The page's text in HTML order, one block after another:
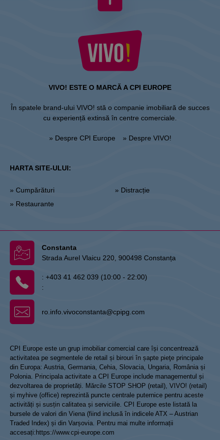
VIVO! ESTE O MARCĂ A CPI EUROPE
În spatele brand-ului VIVO! stă o companie imobiliară de succes
cu experiență extinsă în centre comerciale.
» Despre CPI Europe » Despre VIVO!
HARTA SITE-ULUI:
» Cumpărături
» Restaurante
» Distracție
Constanta
Strada Aurel Vlaicu 220, 900498 Constanța
: +403 41 462 039 (10:00 - 22:00)
:
ro.info.vivoconstanta@cpipg.com
CPI Europe este un grup imobiliar comercial care își concentrează
activitatea pe segmentele de retail și birouri în șapte pieţe principale
din Europa: Austria, Germania, Cehia, Slovacia, Ungaria, România și
Polonia. Principala activitate a CPI Europe include managementul și
dezvoltarea de proprietăți. Mărcile STOP SHOP (retail), VIVO! (retail)
și myhive (office) reprezintă puncte centrale puternice pentru aceste
activități și susțin calitatea și serviciile. CPI Europe este listată la
bursele de valori din Viena (fiind inclusă în indicele ATX – Austrian
Traded Index) și din Varșovia. Pentru mai multe informații
accesați: https://www.cpi-europe.com